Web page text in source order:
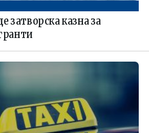
затворска казна за